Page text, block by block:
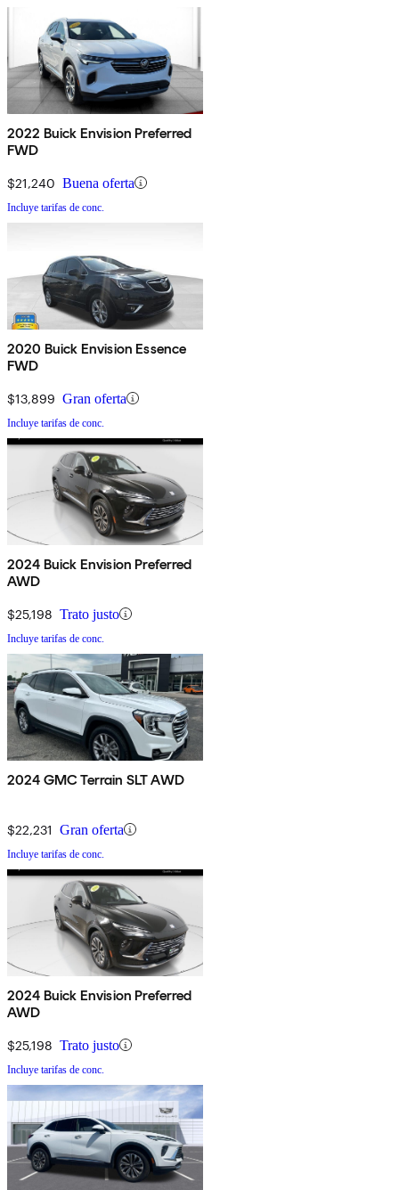
2022 Buick Envision Preferred
FWD
$21,240 Buena oferta
Incluye tarifas de conc.
2020 Buick Envision Essence
FWD
$13,899 Gran oferta
Incluye tarifas de conc.
2024 Buick Envision Preferred
AWD
$25,198 Trato justo
Incluye tarifas de conc.
2024 GMC Terrain SLT AWD
$22,231 Gran oferta
Incluye tarifas de conc.
2024 Buick Envision Preferred
AWD
$25,198 Trato justo
Incluye tarifas de conc.